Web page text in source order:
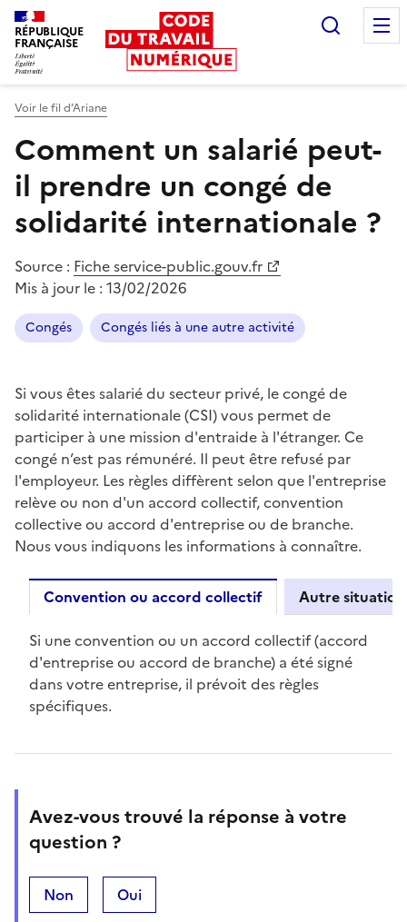
RÉPUBLIQUE
FRANÇAISE
Voir le fil d’Ariane
Comment un salarié peut-
il prendre un congé de
solidarité internationale ?
Source : Fiche service-public.gouv.fr
Mis à jour le : 13/02/2026
Congés Congés liés à une autre activité
Si vous êtes salarié du secteur privé, le congé de
solidarité internationale (CSI) vous permet de
participer à une mission d'entraide à l'étranger. Ce
congé n’est pas rémunéré. Il peut être refusé par
l'employeur. Les règles diffèrent selon que l'entreprise
relève ou non d'un accord collectif,convention
collectiveou accord d'entreprise ou de branche.
Nous vous indiquons les informations à connaître.
Convention ou accord collectif Autre situation
Convention ou accord collectif
Si une convention ou un accord collectif (accord
d'entreprise ou accord de branche) a étésigné
dans votre entreprise, il prévoit des règles
spécifiques.
Avez-vous trouvé la réponse à votre
question ?
Non Oui